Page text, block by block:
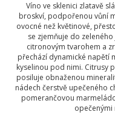
Víno ve sklenici zlatavě
broskví, podpořenou vůní
ovocné než květinové,
se zjemňuje do
citronovým tvarohem a
přechází dynamické napětí
kyselinou pod nimi. Citrusy
posiluje obnaženou
nádech čerstvě upečeného
pomerančovou
opečenými